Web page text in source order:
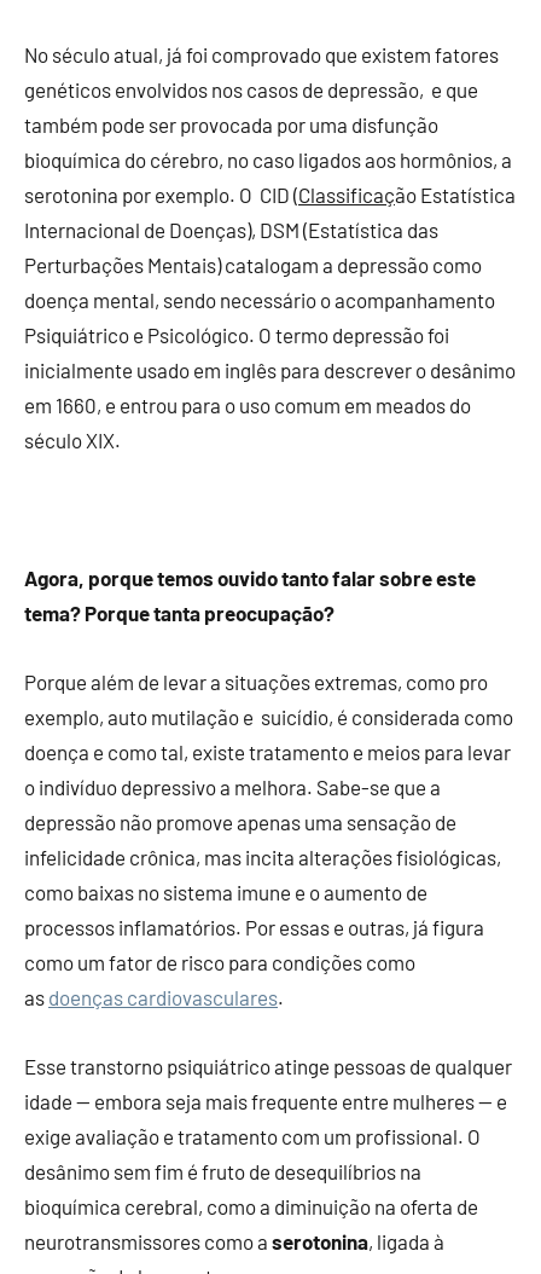
No século atual, já foi comprovado que existem fatores
genéticos envolvidos nos casos de depressão, e que
também pode ser provocada por uma disfunção
bioquímica do cérebro, no caso ligados aos hormônios, a
serotonina por exemplo. O CID (Classificação Estatística
Internacional de Doenças), DSM (Estatística das
Perturbações Mentais) catalogam a depressão como
doença mental, sendo necessário o acompanhamento
Psiquiátrico e Psicológico. O termo depressão foi
inicialmente usado em inglês para descrever o desânimo
em 1660, e entrou para o uso comum em meados do
século XIX.
Agora, porque temos ouvido tanto falar sobre este
tema? Porque tanta preocupação?
Porque além de levar a situações extremas, como pro
exemplo, auto mutilação e suicídio, é considerada como
doença e como tal, existe tratamento e meios para levar
o indivíduo depressivo a melhora. Sabe-se que a
depressão não promove apenas uma sensação de
infelicidade crônica, mas incita alterações fisiológicas,
como baixas no sistema imune e o aumento de
processos inflamatórios. Por essas e outras, já figura
como um fator de risco para condições como
as doenças cardiovasculares.
Esse transtorno psiquiátrico atinge pessoas de qualquer
idade — embora seja mais frequente entre mulheres — e
exige avaliação e tratamento com um profissional. O
desânimo sem fim é fruto de desequilíbrios na
bioquímica cerebral, como a diminuição na oferta de
neurotransmissores como a serotonina, ligada à